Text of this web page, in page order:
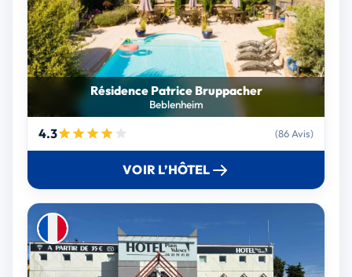
Résidence Patrice Bruppacher
Beblenheim
4.3 (86 Avis)
VOIR L’HÔTEL